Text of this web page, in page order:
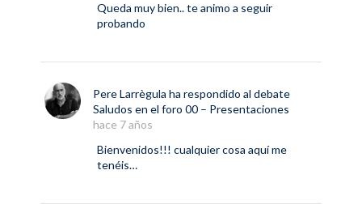
Queda muy bien.. te animo a seguir
probando
Pere Larrègula ha respondido al debate
Saludos en el foro 00 – Presentaciones
hace 7 años
Bienvenidos!!! cualquier cosa aquí me
tenéis…